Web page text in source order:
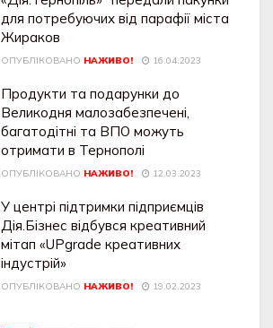
для потребуючих від парафії міста
Жираков
ОПУБЛІКОВАНО НАЖИВО! 16.04.2023
Продукти та подарунки до
Великодня малозабезпечені,
багатодітні та ВПО можуть
отримати в Тернополі
ОПУБЛІКОВАНО НАЖИВО! 12.03.2023
У центрі підтримки підприємців
Дія.Бізнес відбувся креативний
мітап «UPgrade креативних
індустрій»
ОПУБЛІКОВАНО НАЖИВО! 19.02.2023